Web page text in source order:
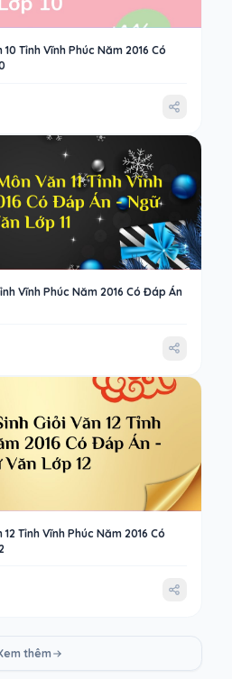
Tỉnh Vĩnh Phúc Năm 2016 Có
Vĩnh Phúc Năm 2016 Có Đáp Án
Tỉnh Vĩnh Phúc Năm 2016 Có
thêm